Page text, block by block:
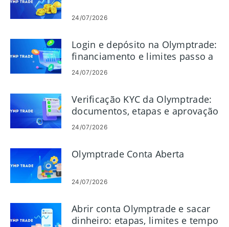
24/07/2026
Login e depósito na Olymptrade:
financiamento e limites passo a
passo
24/07/2026
Verificação KYC da Olymptrade:
documentos, etapas e aprovação
24/07/2026
Olymptrade Conta Aberta
24/07/2026
Abrir conta Olymptrade e sacar
dinheiro: etapas, limites e tempo